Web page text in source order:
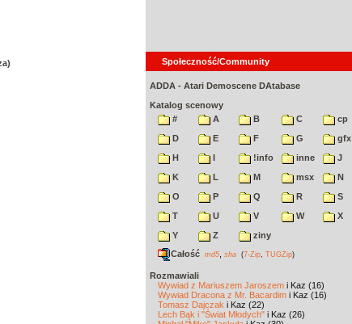
Społeczność/Community
ADDA - Atari Demoscene DAtabase
Katalog scenowy
#
A B C
cp
D
E F G
gfx
H
I !info inne
J
K
L M msx
N
O
P Q R
S
T
U V W
X
Y
Z
ziny
Całość md5 sha (7-Zip TUGZip)
Rozmawiali
Wywiad z Mariuszem Jaroszem i Kaz (16)
Wywiad Dracona z Mr. Bacardim i Kaz (16)
Tomasz Dajczak i Kaz (22)
Lech Bąk i "Świat Młodych" i Kaz (26)